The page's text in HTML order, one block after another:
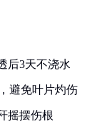
后3天不浇水
避免叶片灼伤
摇摆伤根